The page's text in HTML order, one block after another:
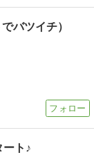
バツイチ）
ト♪